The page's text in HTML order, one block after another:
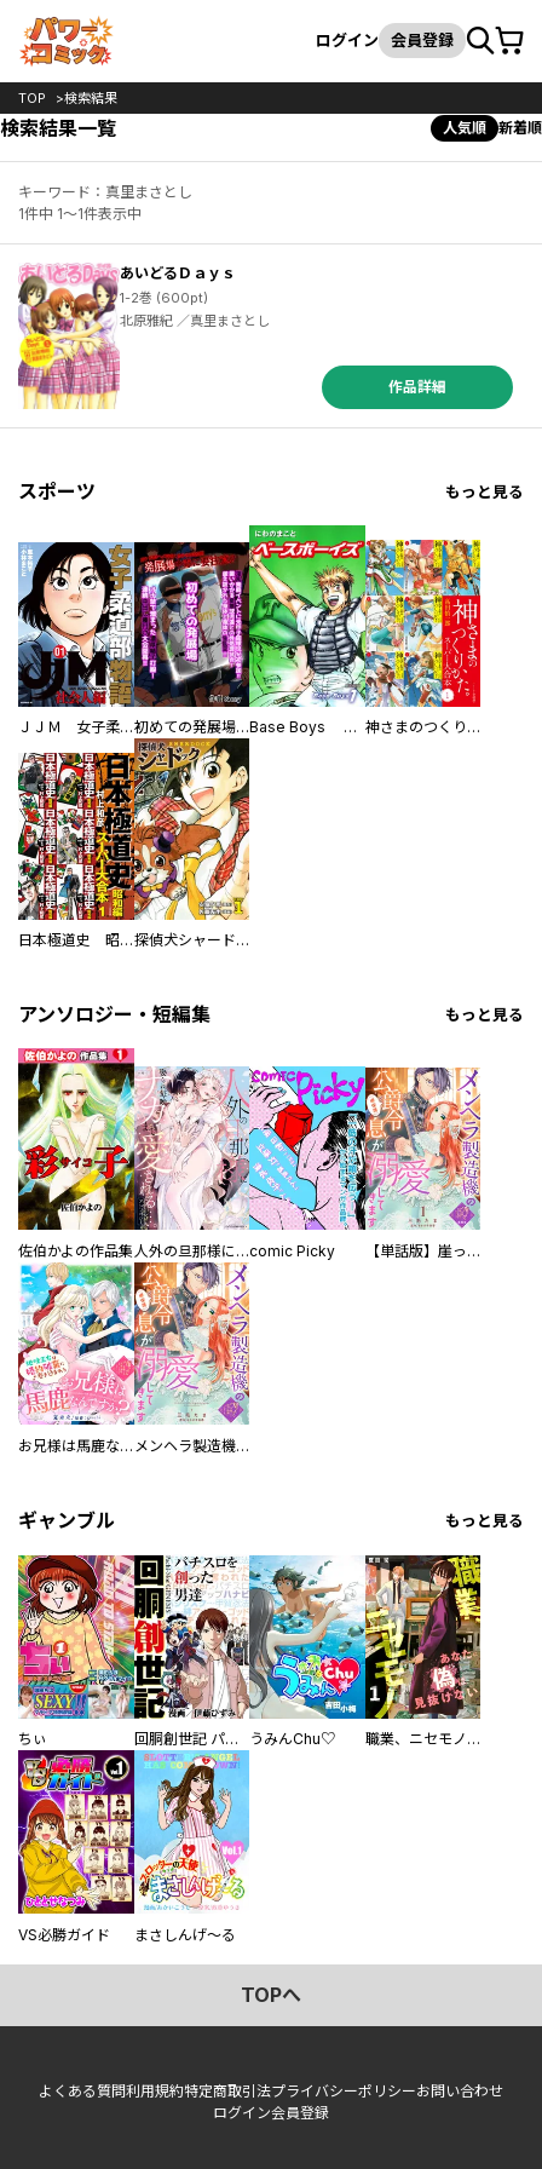
検索
ログイン 会員登録カート
TOP 検索結果
検索結果一覧 人気順 新着順
キーワード：真里まさとし
1件中 1～1件表示中
あいどるＤａｙｓ
1-2巻 (600pt)
北原雅紀 ／真里まさとし
作品詳細
スポーツ もっと見る
ＪＪＭ 女子柔道部物語 社会人編 初めての発展場 【白抜き修正版】 Base Boys 新装版 神さまのつくりかた。スーパー大合本
日本極道史 昭和編 スーパー大合本 探偵犬シャードック（新装版）
アンソロジー・短編集 もっと見る
佐伯かよの作品集 人外の旦那様に娶られ毎晩ナカまで愛される…。アンソロジーcomic Picky 【単話版】崖っぷち令嬢ですが、意地と策略で幸せになります！シリーズ
お兄様は馬鹿なんですか？～地味王女は婚約破棄に巻き込まれる～ メンヘラ製造機の公爵令息（過保護）が溺愛してきます
ギャンブル もっと見る
ちぃ 回胴創世記 パチスロを創った男達 うみんChu♡ 職業、ニセモノ～あなたに偽は見抜けない【電子単行本版】
VS必勝ガイド まさしんげ～る
TOPへ
よくある質問利用規約特定商取引法プライバシーポリシーお問い合わせ
ログイン会員登録